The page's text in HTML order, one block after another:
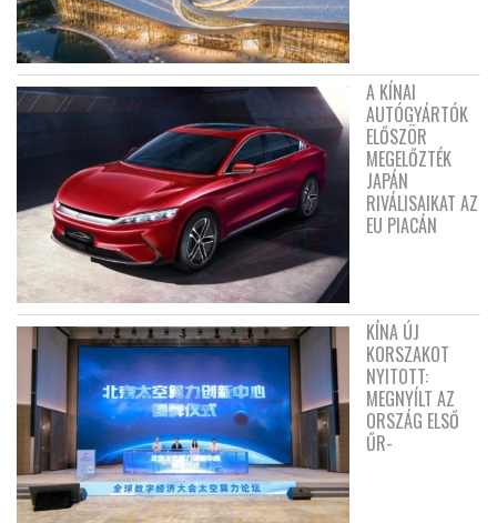
A KÍNAI
AUTÓGYÁRTÓK
ELŐSZÖR
MEGELŐZTÉK
JAPÁN
RIVÁLISAIKAT AZ
EU PIACÁN
KÍNA ÚJ
KORSZAKOT
NYITOTT:
MEGNYÍLT AZ
ORSZÁG ELSŐ
ŰR-